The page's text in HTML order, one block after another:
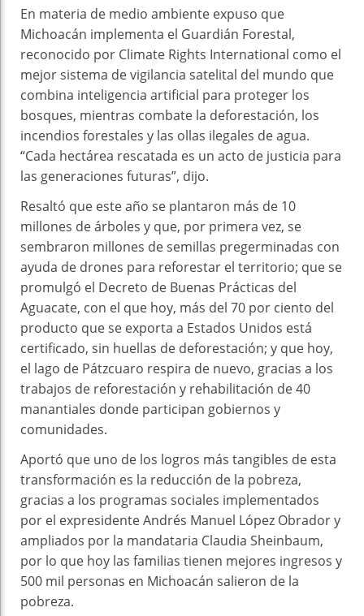
En materia de medio ambiente expuso que
Michoacán implementa el Guardián Forestal,
reconocido por Climate Rights International como el
mejor sistema de vigilancia satelital del mundo que
combina inteligencia artificial para proteger los
bosques, mientras combate la deforestación, los
incendios forestales y las ollas ilegales de agua.
“Cada hectárea rescatada es un acto de justicia para
las generaciones futuras”, dijo.
Resaltó que este año se plantaron más de 10
millones de árboles y que, por primera vez, se
sembraron millones de semillas pregerminadas con
ayuda de drones para reforestar el territorio; que se
promulgó el Decreto de Buenas Prácticas del
Aguacate, con el que hoy, más del 70 por ciento del
producto que se exporta a Estados Unidos está
certificado, sin huellas de deforestación; y que hoy,
el lago de Pátzcuaro respira de nuevo, gracias a los
trabajos de reforestación y rehabilitación de 40
manantiales donde participan gobiernos y
comunidades.
Aportó que uno de los logros más tangibles de esta
transformación es la reducción de la pobreza,
gracias a los programas sociales implementados
por el expresidente Andrés Manuel López Obrador y
ampliados por la mandataria Claudia Sheinbaum,
por lo que hoy las familias tienen mejores ingresos y
500 mil personas en Michoacán salieron de la
pobreza.